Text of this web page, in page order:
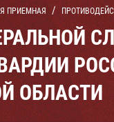
ПРИЕМНАЯ
ОБЛАСТИ